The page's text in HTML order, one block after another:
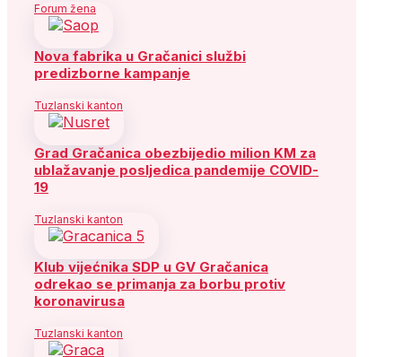
Forum žena
Nova fabrika u Gračanici službi
predizborne kampanje
Tuzlanski kanton
Grad Gračanica obezbijedio milion KM za
ublažavanje posljedica pandemije COVID-
19
Tuzlanski kanton
Klub vijećnika SDP u GV Gračanica
odrekao se primanja za borbu protiv
koronavirusa
Tuzlanski kanton